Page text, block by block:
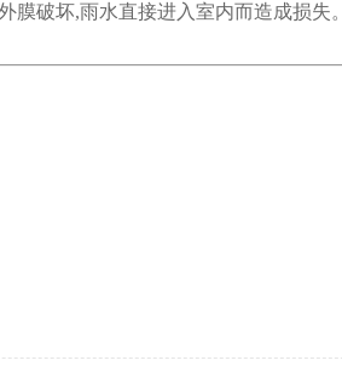
破坏,雨水直接进入室内而造成损失。